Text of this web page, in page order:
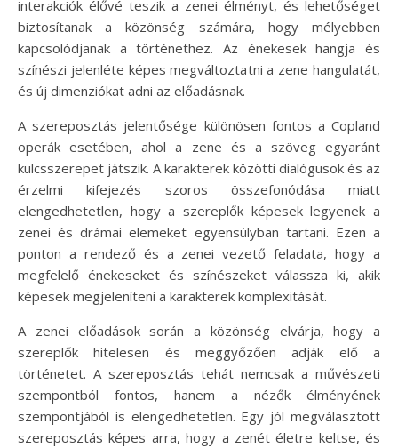
interakciók élővé teszik a zenei élményt, és lehetőséget
biztosítanak a közönség számára, hogy mélyebben
kapcsolódjanak a történethez. Az énekesek hangja és
színészi jelenléte képes megváltoztatni a zene hangulatát,
és új dimenziókat adni az előadásnak.
A szereposztás jelentősége különösen fontos a Copland
operák esetében, ahol a zene és a szöveg egyaránt
kulcsszerepet játszik. A karakterek közötti dialógusok és az
érzelmi kifejezés szoros összefonódása miatt
elengedhetetlen, hogy a szereplők képesek legyenek a
zenei és drámai elemeket egyensúlyban tartani. Ezen a
ponton a rendező és a zenei vezető feladata, hogy a
megfelelő énekeseket és színészeket válassza ki, akik
képesek megjeleníteni a karakterek komplexitását.
A zenei előadások során a közönség elvárja, hogy a
szereplők hitelesen és meggyőzően adják elő a
történetet. A szereposztás tehát nemcsak a művészeti
szempontból fontos, hanem a nézők élményének
szempontjából is elengedhetetlen. Egy jól megválasztott
szereposztás képes arra, hogy a zenét életre keltse, és